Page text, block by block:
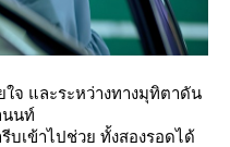
จ และระหว่างทางมุทิตาดัน
นนท์
เข้าไปช่วย ทั้งสองรอดได้